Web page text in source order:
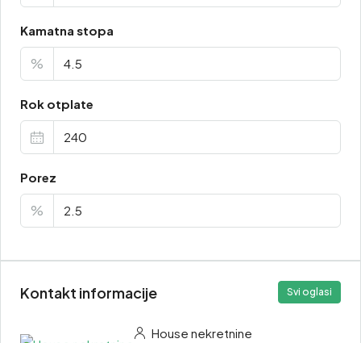
Kamatna stopa
%
Rok otplate
Porez
%
Kontakt informacije Svi oglasi
House nekretnine